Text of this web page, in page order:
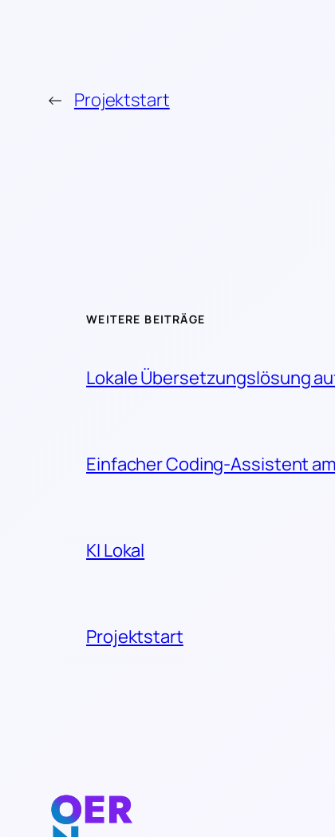
← Projektstart
WEITERE BEITRÄGE
Lokale Übersetzungslösung
Einfacher Coding-Assistent
KI Lokal
Projektstart